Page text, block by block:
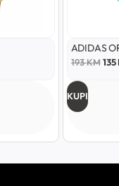
ADIDAS
193KM 135
KUPI